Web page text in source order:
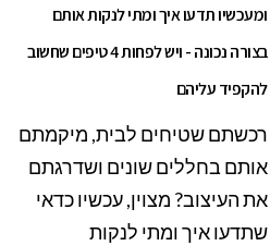
ומעכשיו תדעו איך ומתי לנקות אותם
בצורה נכונה - ויש לפחות 4 טיפים שחשוב
להקפיד עליהם
רכשתם שטיחים לבית, מיקמתם
אותם בחללים שונים ושדרגתם
את העיצוב? מצוין, עכשיו כדאי
שתדעו איך ומתי לנקות